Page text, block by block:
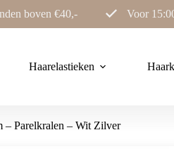
boven €40,- Voor
Haarelastieken
– Parelkralen – Wit Zilver